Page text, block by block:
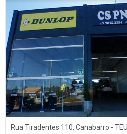
Rua Tiradentes 110, Canabarro -